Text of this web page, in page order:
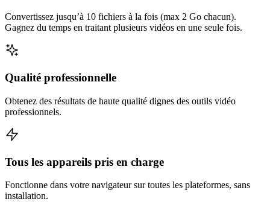
Convertissez jusqu’à 10 fichiers à la fois (max 2 Go chacun).
Gagnez du temps en traitant plusieurs vidéos en une seule fois.
Qualité professionnelle
Obtenez des résultats de haute qualité dignes des outils vidéo
professionnels.
Tous les appareils pris en charge
Fonctionne dans votre navigateur sur toutes les plateformes, sans
installation.